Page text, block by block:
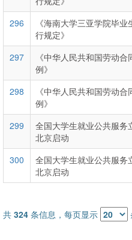
296
《海南大学三亚学院毕
行规定》
297
《中华人民共和国劳动合
例》
298
《中华人民共和国劳动合
例》
299
全国大学生就业公共服务
北京启动
300
全国大学生就业公共服务
北京启动
共 324 条信息，每页显示